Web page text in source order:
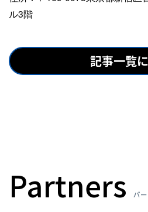
ル3階
記事一覧
Partners パ